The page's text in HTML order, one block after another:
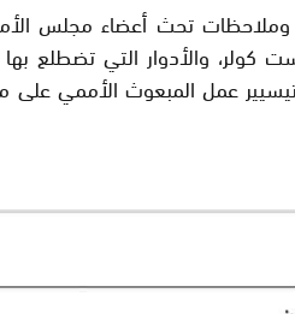
وملاحظات تحث أعضاء مجلس
والأدوار التي تضطلع
عمل المبعوث الأممي على